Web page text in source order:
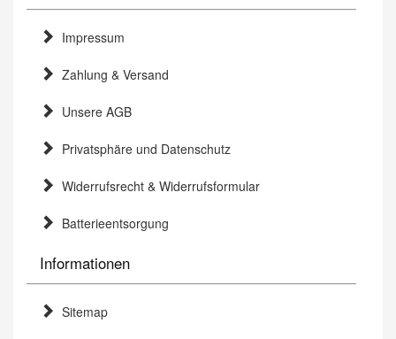
Impressum
Zahlung & Versand
Unsere AGB
Privatsphäre und Datenschutz
Widerrufsrecht & Widerrufsformular
Batterieentsorgung
Informationen
Sitemap